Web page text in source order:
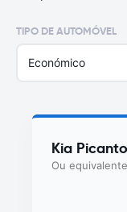
TIPO DE AUTOMÓVEL
Económico
Kia Picanto
Ou equivalente